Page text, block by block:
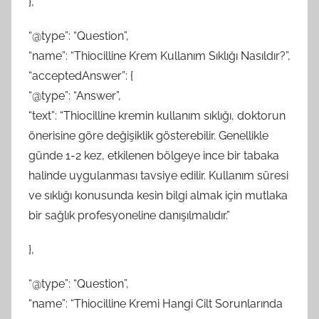
“@type”: “Question”,
“name”: “Thiocilline Krem Kullanım Sıklığı Nasıldır?”,
“acceptedAnswer”: {
“@type”: “Answer”,
“text”: “Thiocilline kremin kullanım sıklığı, doktorun
önerisine göre değişiklik gösterebilir. Genellikle
günde 1-2 kez, etkilenen bölgeye ince bir tabaka
halinde uygulanması tavsiye edilir. Kullanım süresi
ve sıklığı konusunda kesin bilgi almak için mutlaka
bir sağlık profesyoneline danışılmalıdır.”
},
“@type”: “Question”,
“name”: “Thiocilline Kremi Hangi Cilt Sorunlarında